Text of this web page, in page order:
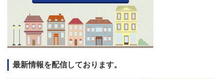
最新情報を配信しております。